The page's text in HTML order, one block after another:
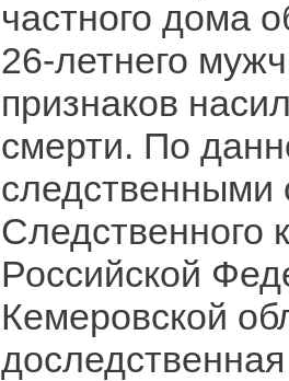
частного дома
26-летнего
признаков
смерти. По
следственными
Следственного
Российской
Кемеровской